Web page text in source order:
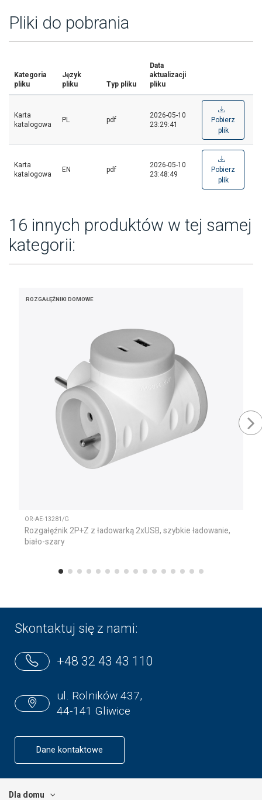
Pliki do pobrania
Kategoria
pliku
Język
pliku
Typ pliku
Data
aktualizacji
pliku
Karta
katalogowa
PL pdf
2026-05-10
23:29:41
Pobierz
plik
Karta
katalogowa
EN pdf
2026-05-10
23:48:49
Pobierz
plik
16 innych produktów w tej samej
kategorii:
ROZGAŁĘŹNIKI DOMOWE
OR-AE-13281/G
Rozgałęźnik 2P+Z z ładowarką 2xUSB, szybkie ładowanie,
biało-szary
Skontaktuj się z nami:
+48 32 43 43 110
ul. Rolników 437,
44-141 Gliwice
Dane kontaktowe
Dla domu